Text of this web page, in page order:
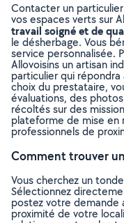
Contacter un
vos espaces verts sur
travail soigné et de
le désherbage. Vous
service personnalisée.
Allovoisins un artisan
particulier qui répondra
choix du prestataire,
évaluations, des
récoltés sur des
plateforme de mise
professionnels de
Comment trouver
Vous cherchez un
Sélectionnez
postez votre demande
proximité de votre